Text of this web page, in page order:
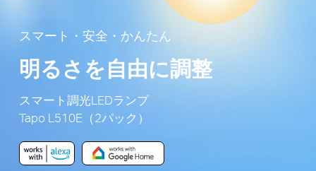
スマート・安全・かんたん
明るさを自由に調整
スマート調光LEDランプ
Tapo L510E（2パック）